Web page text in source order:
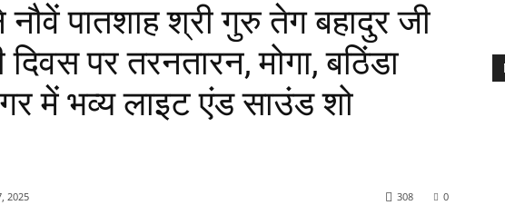
पातशाह श्री गुरु तेग बहादुर जी
पर तरनतारन, मोगा, बठिंडा
में भव्य लाइट एंड साउंड शो
2025 0
308